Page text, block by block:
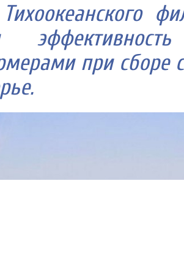
при сборе